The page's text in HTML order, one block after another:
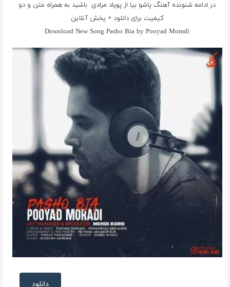
در ادامه شنونده آهنگ پاشو بیا از پویاد مرادی باشید به همراه متن و دو
کیفیت برای دانلود + پخش آنلاین
Download New Song Pasho Bia by Pooyad Moradi
دانلود